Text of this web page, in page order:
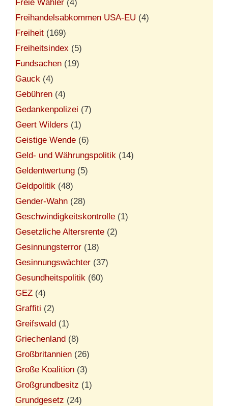
Freie Wähler (4)
Freihandelsabkommen USA-EU (4)
Freiheit (169)
Freiheitsindex (5)
Fundsachen (19)
Gauck (4)
Gebühren (4)
Gedankenpolizei (7)
Geert Wilders (1)
Geistige Wende (6)
Geld- und Währungspolitik (14)
Geldentwertung (5)
Geldpolitik (48)
Gender-Wahn (28)
Geschwindigkeitskontrolle (1)
Gesetzliche Altersrente (2)
Gesinnungsterror (18)
Gesinnungswächter (37)
Gesundheitspolitik (60)
GEZ (4)
Graffiti (2)
Greifswald (1)
Griechenland (8)
Großbritannien (26)
Große Koalition (3)
Großgrundbesitz (1)
Grundgesetz (24)